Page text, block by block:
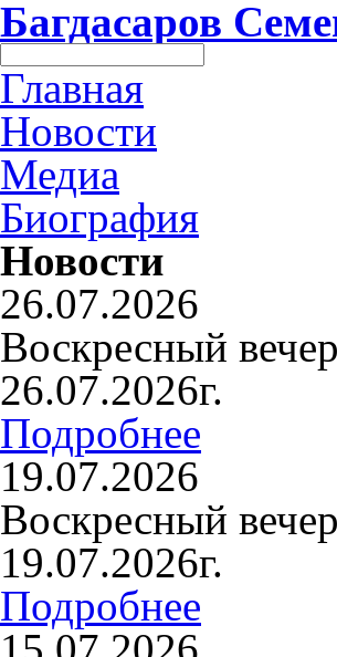
Багдасаров
Главная
Новости
Медиа
Биография
Новости
26.07.2026
Воскресный
26.07.2026г.
Подробнее
19.07.2026
Воскресный
19.07.2026г.
Подробнее